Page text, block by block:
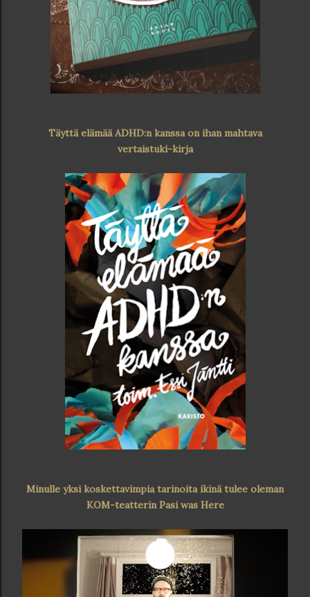
Täyttä elämää ADHD:n kanssa on ihan mahtava
vertaistuki-kirja
Minulle yksi koskettavimpia tarinoita ikinä tulee oleman
KOM-teatterin Pasi was Here